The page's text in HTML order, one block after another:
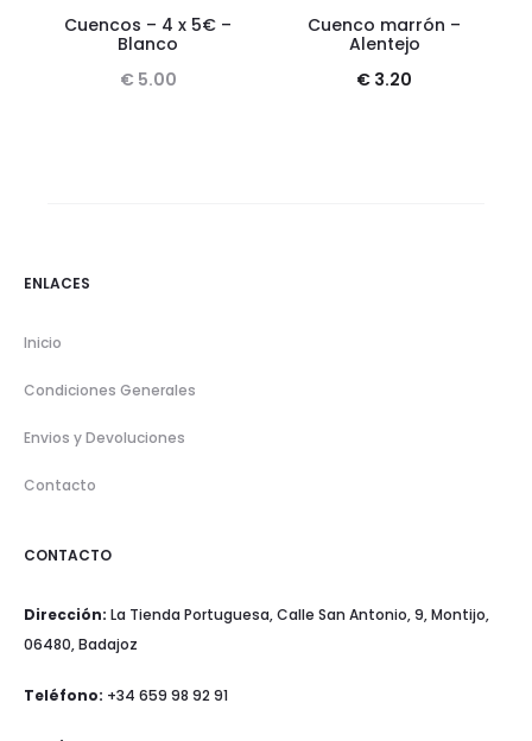
Cuencos – 4 x 5€ –
Blanco
€ 5.00
Cuenco marrón –
Alentejo
€ 3.20
ENLACES
Inicio
Condiciones Generales
Envios y Devoluciones
Contacto
CONTACTO
Dirección: La Tienda Portuguesa, Calle San Antonio, 9, Montijo,
06480, Badajoz
Teléfono: +34 659 98 92 91